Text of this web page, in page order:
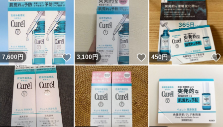
7,600円 いいね！
3,100円 いいね！
450円